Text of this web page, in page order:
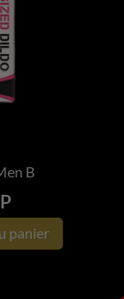
Black I
panier